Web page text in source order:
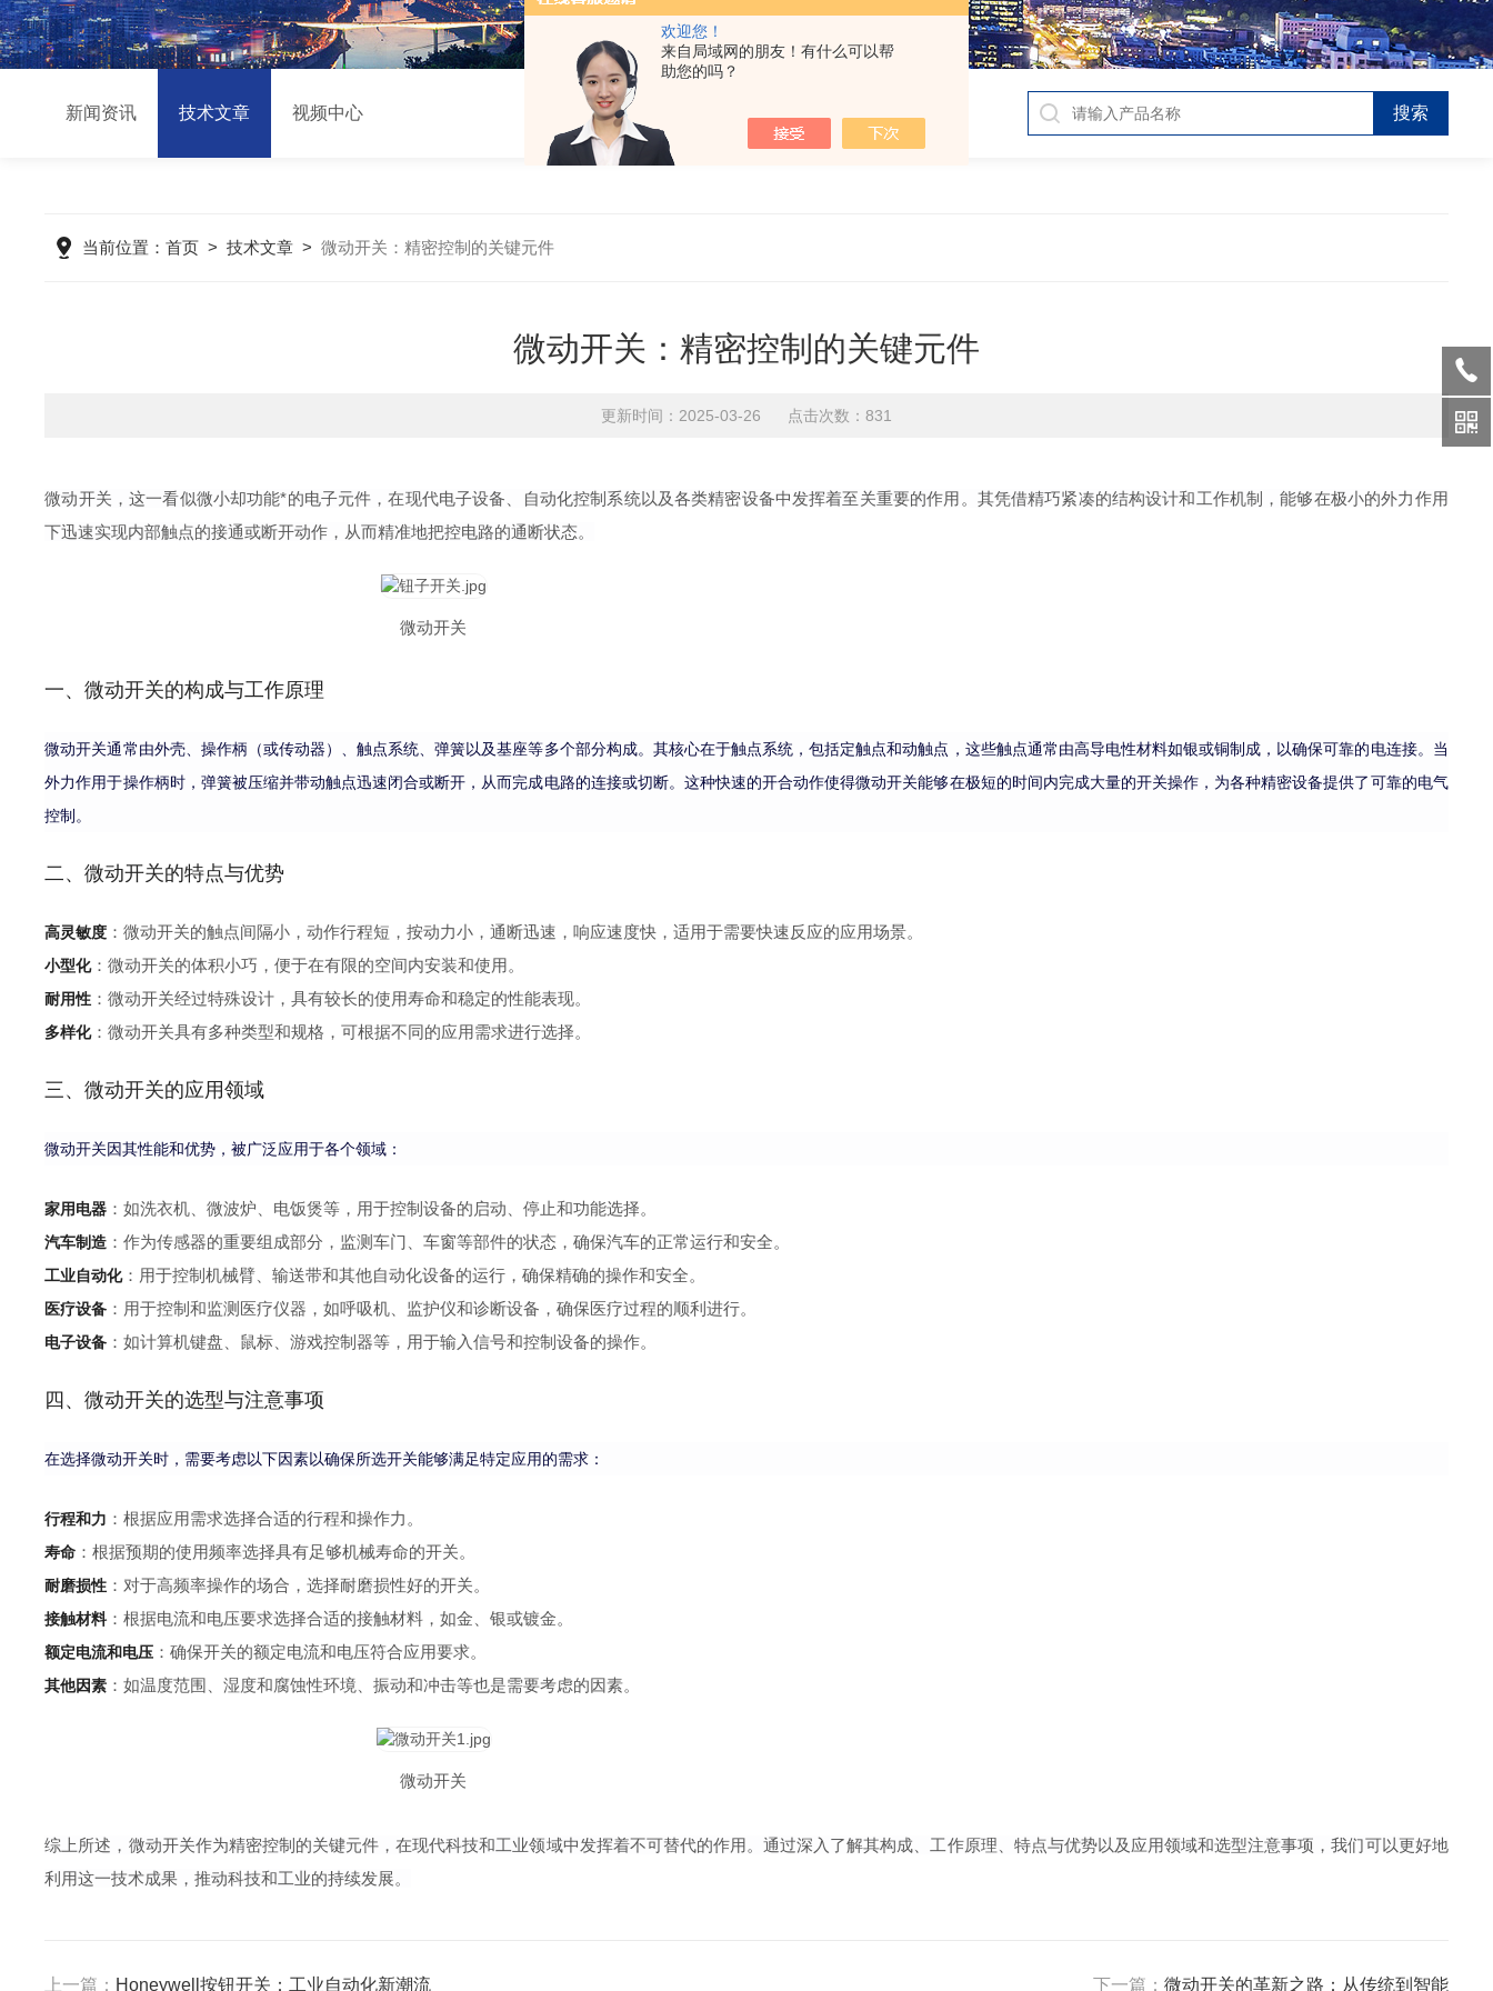
欢迎您！
来自局域网的朋友！有什么可以帮
助您的吗？
新闻资讯 技术文章 视频中心
当前位置：首页 >技术文章 >微动开关：精密控制的关键元件
微动开关：精密控制的关键元件
更新时间：2025-03-26 点击次数：831
微动开关，这一看似微小却功能*的电子元件，在现代电子设备、自动化控制系统以及各类精密设备中发挥着至关重要的作用。其凭借精巧紧凑的结构设计和工作机制，能够在极小的外力作用
下迅速实现内部触点的接通或断开动作，从而精准地把控电路的通断状态。
微动开关
一、微动开关的构成与工作原理
微动开关通常由外壳、操作柄（或传动器）、触点系统、弹簧以及基座等多个部分构成。其核心在于触点系统，包括定触点和动触点，这些触点通常由高导电性材料如银或铜制成，以确保可靠的电连接。当
外力作用于操作柄时，弹簧被压缩并带动触点迅速闭合或断开，从而完成电路的连接或切断。这种快速的开合动作使得微动开关能够在极短的时间内完成大量的开关操作，为各种精密设备提供了可靠的电气
控制。
二、微动开关的特点与优势
高灵敏度 ：微动开关的触点间隔小，动作行程短，按动力小，通断迅速，响应速度快，适用于需要快速反应的应用场景。
小型化：微动开关的体积小巧，便于在有限的空间内安装和使用。
耐用性 ：微动开关经过特殊设计，具有较长的使用寿命和稳定的性能表现。
多样化：微动开关具有多种类型和规格，可根据不同的应用需求进行选择。
三、微动开关的应用领域
微动开关因其性能和优势，被广泛应用于各个领域：
家用电器 ：如洗衣机、微波炉、电饭煲等，用于控制设备的启动、停止和功能选择。
汽车制造 ：作为传感器的重要组成部分，监测车门、车窗等部件的状态，确保汽车的正常运行和安全。
工业自动化：用于控制机械臂、输送带和其他自动化设备的运行，确保精确的操作和安全。
医疗设备 ：用于控制和监测医疗仪器，如呼吸机、监护仪和诊断设备，确保医疗过程的顺利进行。
电子设备 ：如计算机键盘、鼠标、游戏控制器等，用于输入信号和控制设备的操作。
四、微动开关的选型与注意事项
在选择微动开关时，需要考虑以下因素以确保所选开关能够满足特定应用的需求：
行程和力 ：根据应用需求选择合适的行程和操作力。
寿命 ：根据预期的使用频率选择具有足够机械寿命的开关。
耐磨损性 ：对于高频率操作的场合，选择耐磨损性好的开关。
接触材料：根据电流和电压要求选择合适的接触材料，如金、银或镀金。
额定电流和电压 ：确保开关的额定电流和电压符合应用要求。
其他因素 ：如温度范围、湿度和腐蚀性环境、振动和冲击等也是需要考虑的因素。
微动开关
综上所述， 微动开关作为精密控制的关键元件，在现代科技和工业领域中发挥着不可替代的作用。通过深入了解其构成、工作原理、特点与优势以及应用领域和选型注意事项，我们可以更好地
利用这一技术成果，推动科技和工业的持续发展。
上一篇： Honeywell按钮开关：工业自动化新潮流 下一篇： 微动开关的革新之路：从传统到智能